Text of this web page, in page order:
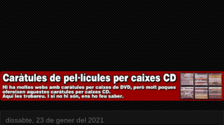
dissabte, 23 de gener del 2021